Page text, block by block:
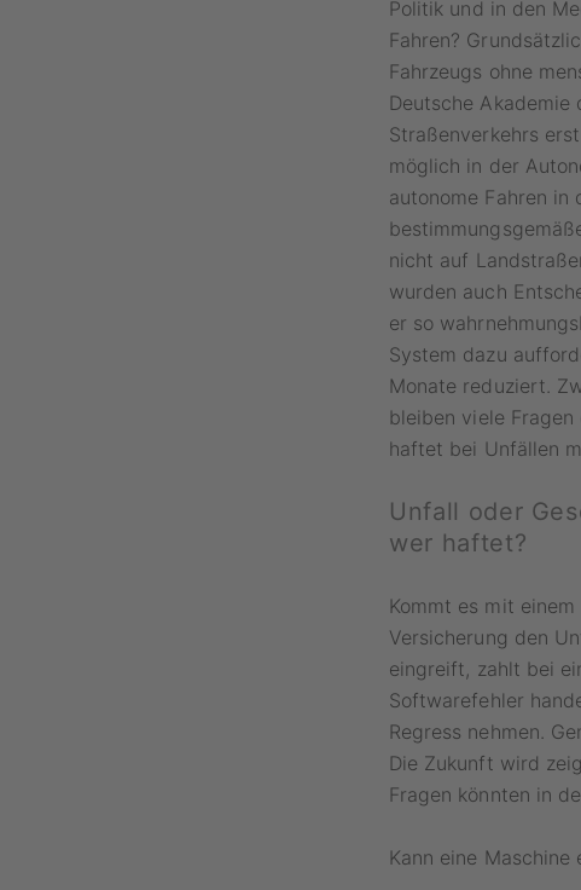
Politik und in den
Fahren?
Fahrzeugs ohne
Deutsche
Straßenverkehrs
möglich in der
autonome Fahren in
nicht auf
wurden auch
er so
System dazu
Monate reduziert.
bleiben viele
haftet bei Unfällen
Unfall oder
wer haftet?
Kommt es mit
Versicherung den
eingreift, zahlt bei
Softwarefehler
Regress nehmen.
Die Zukunft wird
Fragen könnten in
Kann eine